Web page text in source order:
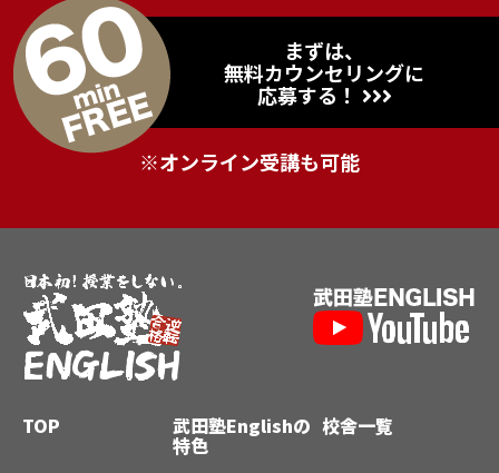
まずは、
無料カウンセリングに
応募する！
※オンライン受講も可能
TOP 武田塾Englishの
特色
校舎一覧